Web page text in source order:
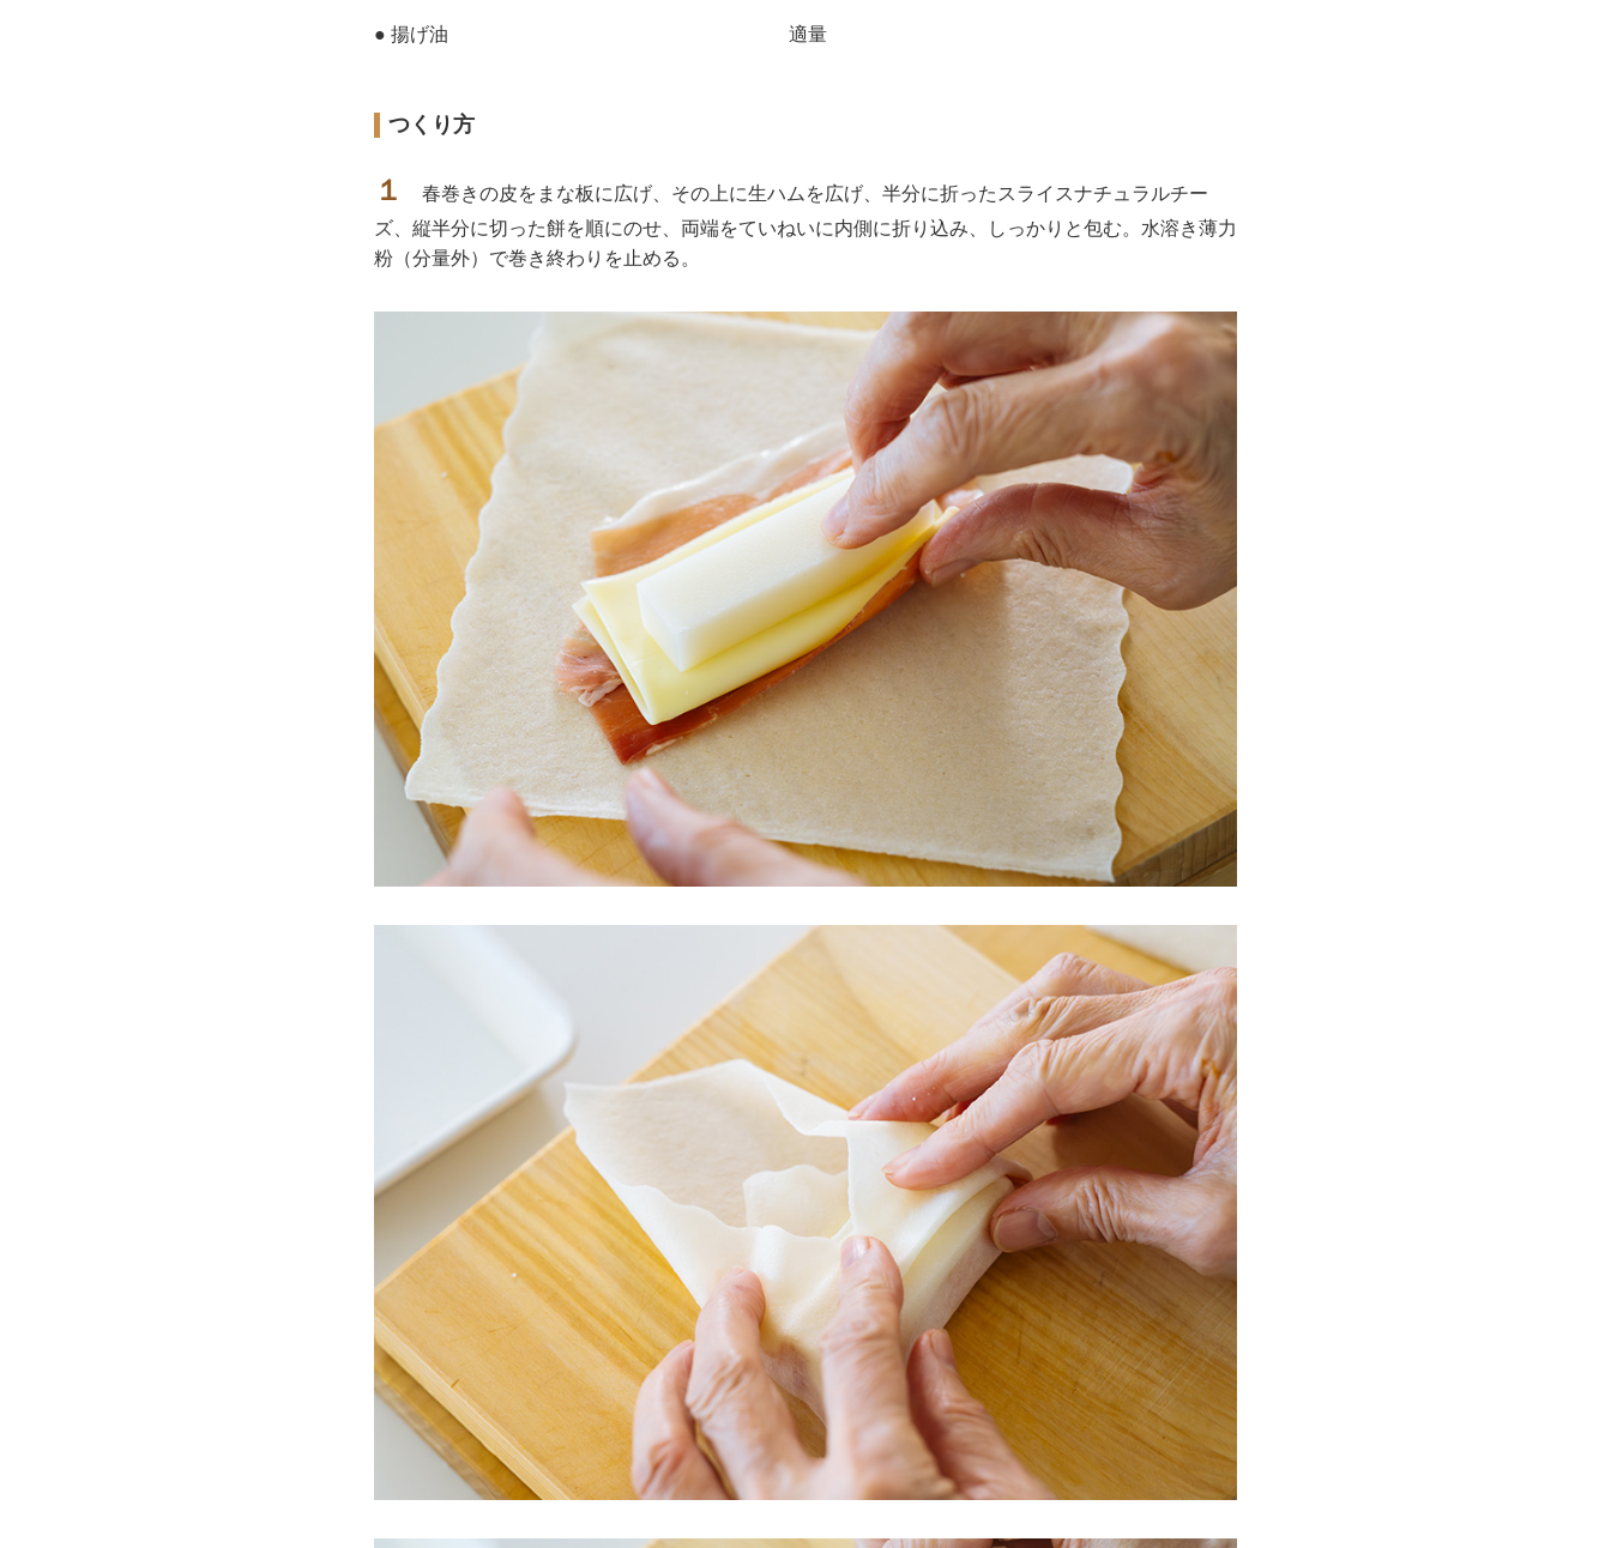
● 揚げ油 適量
つくり方
１
春巻きの皮をまな板に広げ、その上に生ハムを広げ、半分に折ったスライスナチュラルチー
ズ、縦半分に切った餅を順にのせ、両端をていねいに内側に折り込み、しっかりと包む。水溶き薄力
粉（分量外）で巻き終わりを止める。